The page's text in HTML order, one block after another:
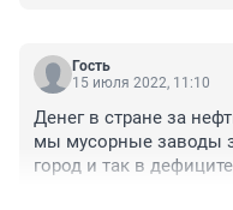
Прокуратура, ОБЭП,
Гость
15 июля 2022, 11:10
Денег в стране за
мы мусорные заводы
город и так в